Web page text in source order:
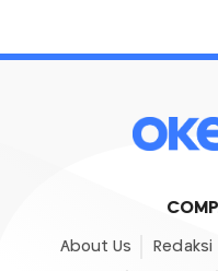
About Us Redaksi